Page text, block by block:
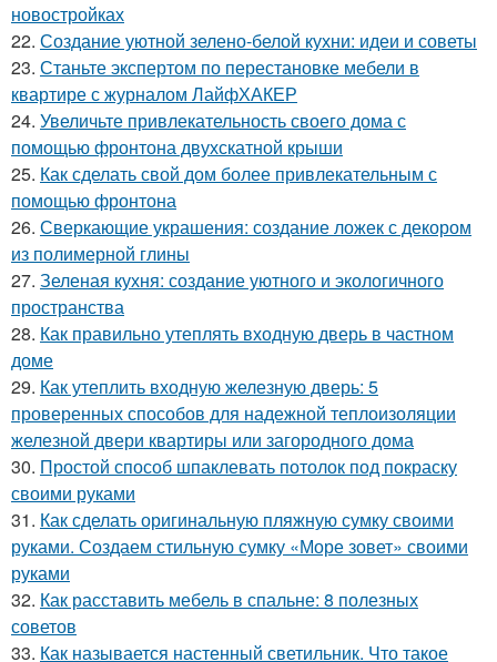
новостройках
22. Создание уютной зелено-белой кухни: идеи и советы
23. Станьте экспертом по перестановке мебели в
квартире с журналом ЛайфХАКЕР
24. Увеличьте привлекательность своего дома с
помощью фронтона двухскатной крыши
25. Как сделать свой дом более привлекательным с
помощью фронтона
26. Сверкающие украшения: создание ложек с декором
из полимерной глины
27. Зеленая кухня: создание уютного и экологичного
пространства
28. Как правильно утеплять входную дверь в частном
доме
29. Как утеплить входную железную дверь: 5
проверенных способов для надежной теплоизоляции
железной двери квартиры или загородного дома
30. Простой способ шпаклевать потолок под покраску
своими руками
31. Как сделать оригинальную пляжную сумку своими
руками. Создаем стильную сумку «Море зовет» своими
руками
32. Как расставить мебель в спальне: 8 полезных
советов
33. Как называется настенный светильник. Что такое